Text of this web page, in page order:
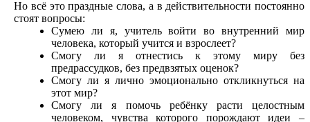
Но всё это праздные слова, а в действительности постоянно
стоят вопросы:
Сумею ли я, учитель войти во внутренний мир
человека, который учится и взрослеет?
Смогу ли я отнестись к этому миру без
предрассудков, без предвзятых оценок?
Смогу ли я лично эмоционально откликнуться на
этот мир?
Смогу ли я помочь ребёнку расти целостным
человеком, чувства которого порождают идеи –